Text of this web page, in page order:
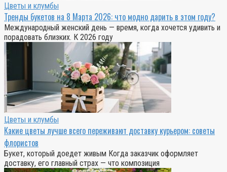
Цветы и клумбы
Тренды букетов на 8 Марта 2026: что модно дарить в этом году?
Международный женский день — время, когда хочется удивить и
порадовать близких. К 2026 году
Цветы и клумбы
Какие цветы лучше всего переживают доставку курьером: советы
флористов
Букет, который доедет живым Когда заказчик оформляет
доставку, его главный страх — что композиция